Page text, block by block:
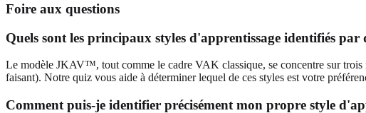
Foire aux questions
Quels sont les principaux styles d'apprentissage identifiés
Le modèle JKAV™, tout comme le cadre VAK classique, se concentre sur
faisant). Notre quiz vous aide à déterminer lequel de ces styles est votre
Comment puis-je identifier précisément mon propre style